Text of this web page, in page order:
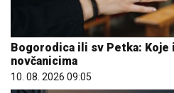
Bogorodica ili sv Petka: Koje
novčanicima
10. 08. 2026 09:05